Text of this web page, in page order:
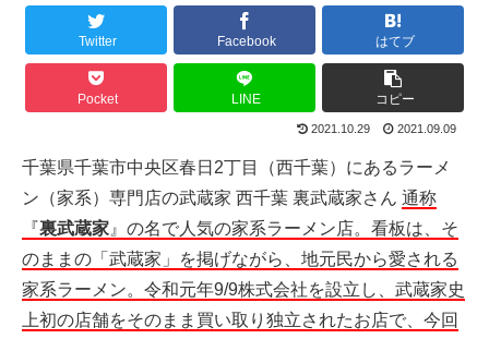
Twitter Facebook はてブ
Pocket LINE コピー
2021.10.29 2021.09.09
千葉県千葉市中央区春日2丁目（西千葉）にあるラーメ
ン（家系）専門店の武蔵家 西千葉 裏武蔵家さん 通称
『裏武蔵家 』の名で人気の家系ラーメン店。看板は、そ
のままの「武蔵家」を掲げながら、地元民から愛される
家系ラーメン。令和元年9/9株式会社を設立し、武蔵家史
上初の店舗をそのまま買い取り独立されたお店で、今回